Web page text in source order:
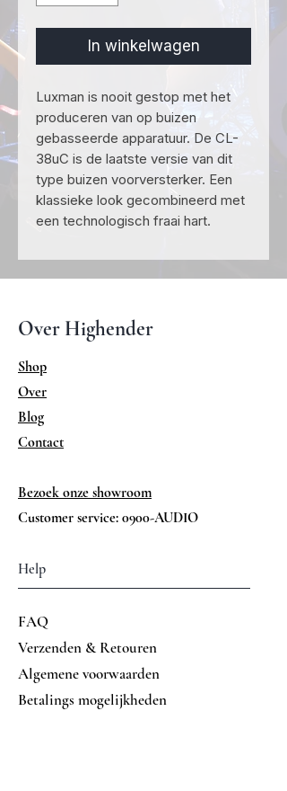
In winkelwagen
Luxman is nooit gestop met het
produceren van op buizen
gebasseerde apparatuur. De CL-
38uC is de laatste versie van dit
type buizen voorversterker. Een
klassieke look gecombineerd met
een technologisch fraai hart.
Over Highender
Shop
Over
Blog
Contact
Bezoek onze showroom
Customer service: 0900-AUDIO
Help
FAQ
Verzenden & Retouren
Algemene voorwaarden
Betalings mogelijkheden